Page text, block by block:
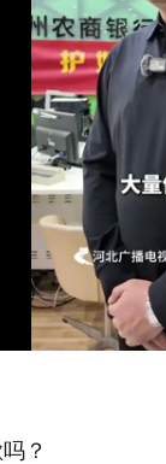
Loaded
54.38%
？